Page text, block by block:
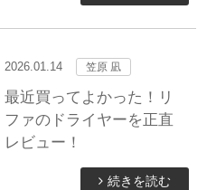
2026.01.14 笠原 凪
最近買ってよかった！リ
ファのドライヤーを正直
レビュー！
続きを読む